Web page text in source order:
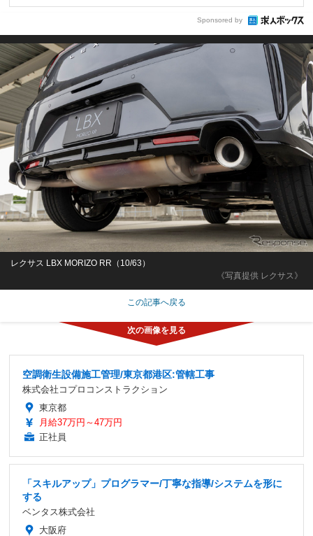
Sponsored by
《写真提供 レクサス》
レクサス LBX MORIZO RR（10/63）
この記事へ戻る
空調衛生設備施工管理/東京都港区:管轄工事
株式会社コプロコンストラクション
東京都
月給37万円～47万円
正社員
「スキルアップ」プログラマー/丁寧な指導/システムを形に
する
ベンタス株式会社
大阪府